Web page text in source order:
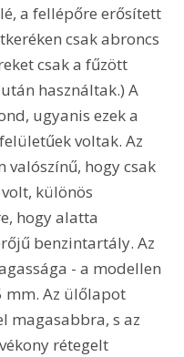
a fellépőre erősített
csak abroncs
csak a fűzött
használtak.) A
ugyanis ezek a
voltak. Az
valószínű, hogy csak
különös
hogy alatta
benzintartály. Az
- a modellen
mm. Az ülőlapot
magasabbra, s az
rétegelt